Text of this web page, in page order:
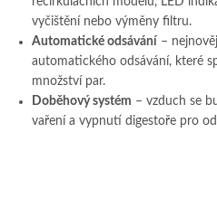
vyčištění nebo výměny filtru.
Automatické odsávání –
automatického odsávání, které
množství par.
Doběhový systém – vzduch se
vaření a vypnutí digestoře pro